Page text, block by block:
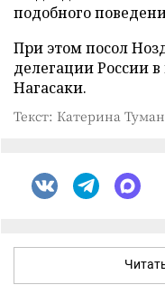
подобного
При этом посол
делегации России
Нагасаки.
Текст: Катерина